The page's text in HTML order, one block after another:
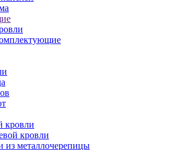
кровли
кровли
из металлочерепицы